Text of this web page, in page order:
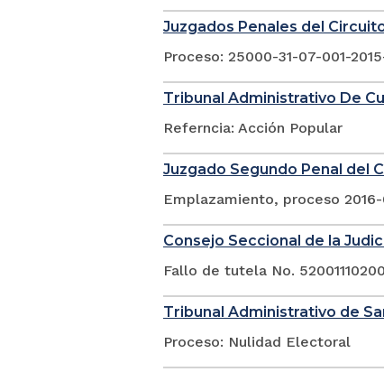
Juzgados Penales del
Proceso: 25000-31-07-001-
Tribunal Administrativo De
Referncia: Acción Popular
Juzgado Segundo Penal del
Emplazamiento, proceso
Consejo Seccional de la
Fallo de tutela No.
Tribunal Administrativo de
Proceso: Nulidad Electoral